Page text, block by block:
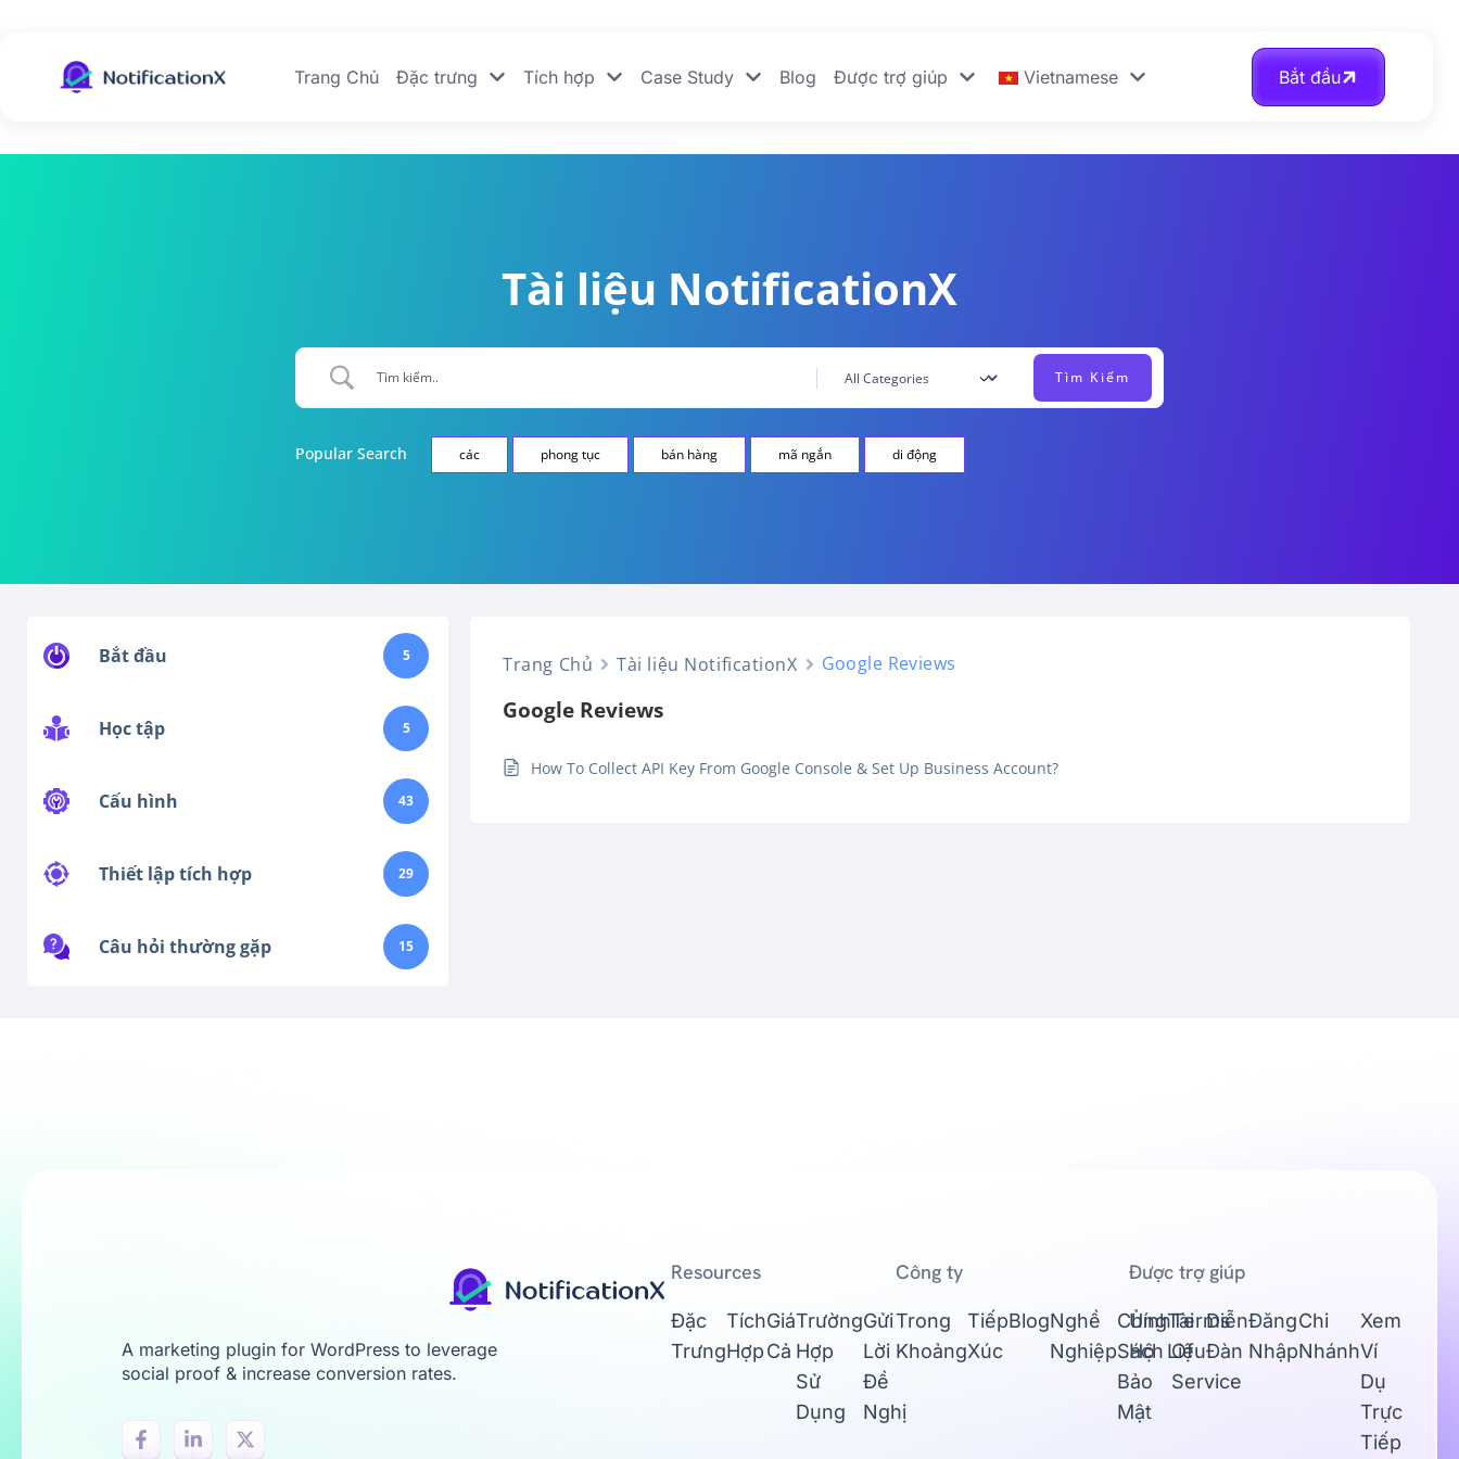
Trang Chủ Đặc trưng Tích hợp Case Study Blog Được trợ giúp Vietnamese Bắt đầu
Tài liệu NotificationX
Popular Search các phong tục bán hàng mã ngắn di động
Bắt đầu 5
Học tập 5
Cấu hình 43
Thiết lập tích hợp 29
Câu hỏi thường gặp 15
Trang Chủ Tài liệu NotificationX Google Reviews
Google Reviews
How To Collect API Key From Google Console & Set Up Business Account?
A marketing plugin for WordPress to leverage
social proof & increase conversion rates.
Resources
Đặc
Trưng
Tích
Hợp
Giá
Cả
Trường
Hợp
Sử
Dụng
Gửi
Lời
Đề
Nghị
Công ty
Trong
Khoảng
Tiếp
Xúc
BlogNghề
Nghiệp
Chính
Sách
Bảo
Mật
Terms
Of
Service
Được trợ giúp
Ủng
Hộ
Tài
Liệu
Diễn
Đàn
Đăng
Nhập
Chi
Nhánh
Xem
Ví
Dụ
Trực
Tiếp